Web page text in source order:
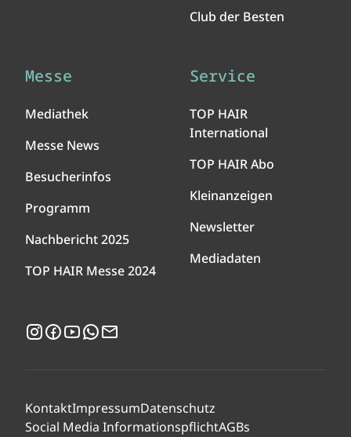
Club der Besten
Messe
Mediathek
Messe News
Besucherinfos
Programm
Nachbericht 2025
TOP HAIR Messe 2024
Service
TOP HAIR
International
TOP HAIR Abo
Kleinanzeigen
Newsletter
Mediadaten
Instagram
Facebook
YouTubeWhatsApp
KontaktImpressumDatenschutz
Social Media InformationspflichtAGBs